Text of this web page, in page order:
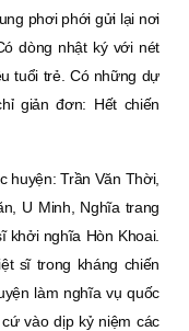
phơi phới gửi lại nơi
dòng nhật ký với nét
tuổi trẻ. Có những dự
giản đơn: Hết chiến
huyện: Trần Văn Thời,
U Minh, Nghĩa trang
khởi nghĩa Hòn Khoai.
sĩ trong kháng chiến
làm nghĩa vụ quốc
vào dịp kỷ niệm các